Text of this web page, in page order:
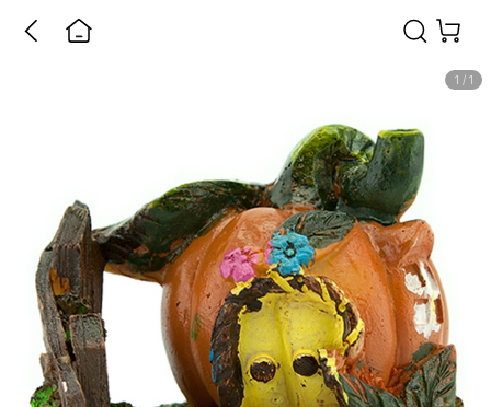
1 / 1